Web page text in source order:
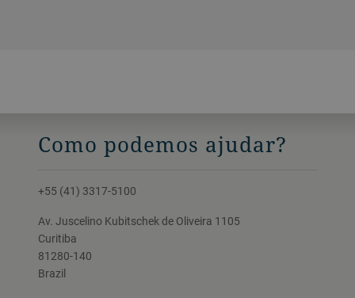
Como podemos ajudar?
+55 (41) 3317-5100
Av. Juscelino Kubitschek de Oliveira 1105
Curitiba
81280-140
Brazil